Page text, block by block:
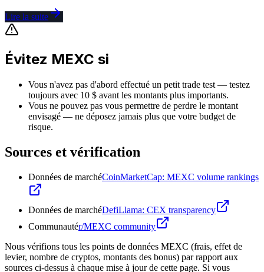
Lire la suite
Évitez MEXC si
Vous n'avez pas d'abord effectué un petit trade test — testez
toujours avec 10 $ avant les montants plus importants.
Vous ne pouvez pas vous permettre de perdre le montant
envisagé — ne déposez jamais plus que votre budget de
risque.
Sources et vérification
Données de marchéCoinMarketCap: MEXC volume rankings
Données de marchéDefiLlama: CEX transparency
Communautér/MEXC community
Nous vérifions tous les points de données MEXC (frais, effet de
levier, nombre de cryptos, montants des bonus) par rapport aux
sources ci-dessus à chaque mise à jour de cette page. Si vous